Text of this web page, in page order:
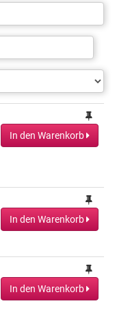
In den Warenkorb
In den Warenkorb
In den Warenkorb